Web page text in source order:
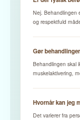
Nej. Behandlingen
og respektfuld
Gør
Behandlingen skal
muskelaktivering,
Hvornår kan jeg
Det varierer fra